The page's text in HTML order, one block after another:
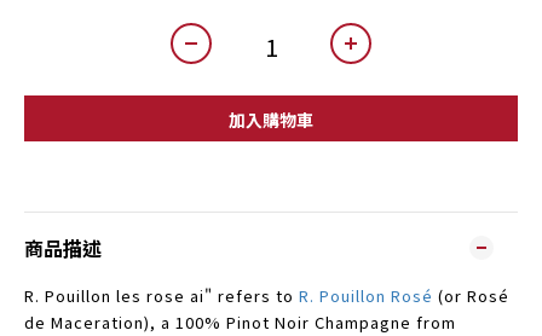
加入購物車
商品描述
R. Pouillon les rose ai" refers to R. Pouillon Rosé (or Rosé
de Maceration), a 100% Pinot Noir Champagne from